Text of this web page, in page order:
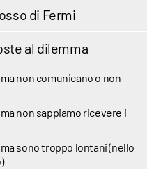
di Fermi
al dilemma
non comunicano o non
non sappiamo ricevere i
sono troppo lontani (nello